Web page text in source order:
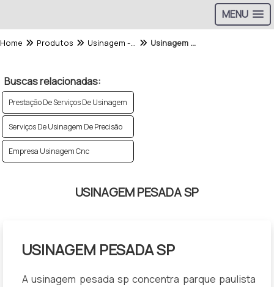
MENU
Home Produtos Usinagem - Categoria Usinagem Pesada Sp
Buscas relacionadas:
Prestação De Serviços De Usinagem
Serviços De Usinagem De Precisão
Empresa Usinagem Cnc
USINAGEM PESADA SP
USINAGEM PESADA SP
A usinagem pesada sp concentra parque paulista